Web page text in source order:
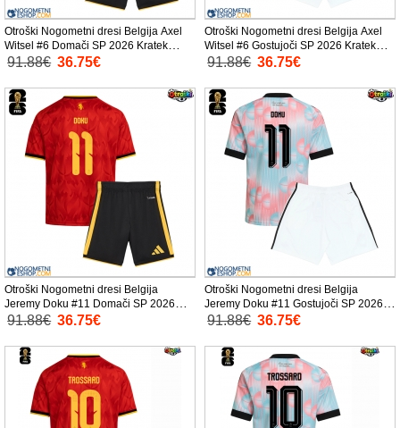
Otroški Nogometni dresi Belgija Axel
Witsel #6 Domači SP 2026 Kratek
Rokav (+ Kratke hlače)
91.88€ 36.75€
Otroški Nogometni dresi Belgija Axel
Witsel #6 Gostujoči SP 2026 Kratek
Rokav (+ Kratke hlače)
91.88€ 36.75€
Otroški Nogometni dresi Belgija
Jeremy Doku #11 Domači SP 2026
Kratek Rokav (+ Kratke hlače)
91.88€ 36.75€
Otroški Nogometni dresi Belgija
Jeremy Doku #11 Gostujoči SP 2026
Kratek Rokav (+ Kratke hlače)
91.88€ 36.75€